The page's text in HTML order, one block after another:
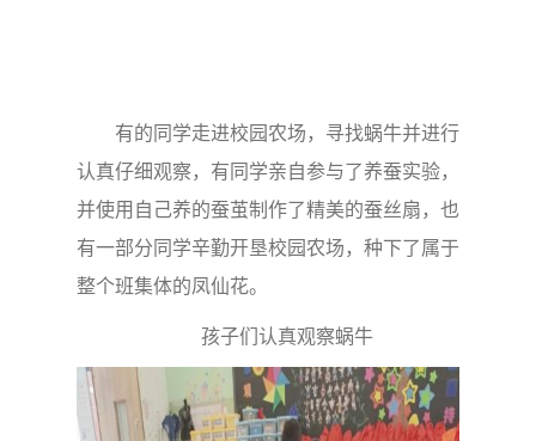
有的同学走进校园农场，寻找蜗牛并进行
认真仔细观察，有同学亲自参与了养蚕实验，
并使用自己养的蚕茧制作了精美的蚕丝扇，也
有一部分同学辛勤开垦校园农场，种下了属于
整个班集体的凤仙花。
孩子们认真观察蜗牛